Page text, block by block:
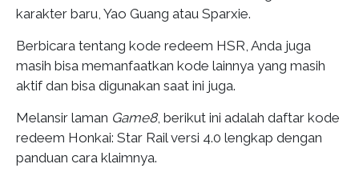
karakter baru, Yao Guang atau Sparxie.
Berbicara tentang kode redeem HSR, Anda juga
masih bisa memanfaatkan kode lainnya yang masih
aktif dan bisa digunakan saat ini juga.
Melansir laman Game8, berikut ini adalah daftar kode
redeem Honkai: Star Rail versi 4.0 lengkap dengan
panduan cara klaimnya.